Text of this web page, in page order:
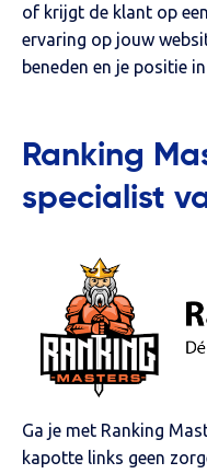
of krijgt de klant op
ervaring op jouw
beneden en je positie
Ranking
specialist
Ga je met Ranking
kapotte links geen